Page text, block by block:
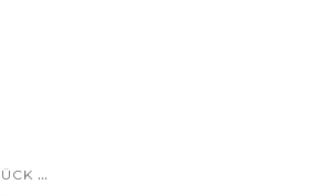
...